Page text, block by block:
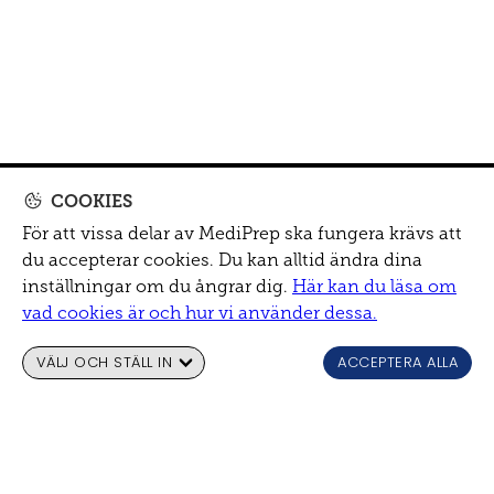
COOKIES
För att vissa delar av MediPrep ska fungera krävs att
du accepterar cookies. Du kan alltid ändra dina
inställningar om du ångrar dig. Här kan du läsa om
vad cookies är och hur vi använder dessa.
VÄLJ OCH STÄLL IN ACCEPTERA ALLA